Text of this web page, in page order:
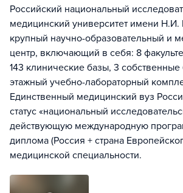
Российский национальный
медицинский университет имени
крупный научно-образовательный и
центр, включающий в себя: 8
143 клинические базы, 3
этажный учебно-лабораторный
Единственный медицинский вуз
статус «национальный
действующую международную
диплома (Россия + страна
медицинской специальности.